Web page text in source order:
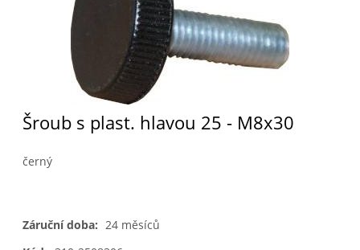
Šroub s plast. hlavou 25 - M8x30
černý
Záruční doba: 24 měsíců